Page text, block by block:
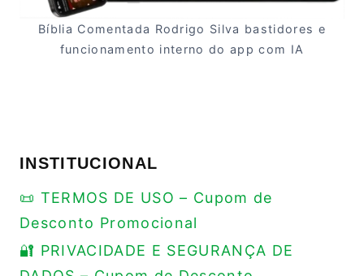
Bíblia Comentada Rodrigo Silva bastidores e
funcionamento interno do app com IA
INSTITUCIONAL
📜 TERMOS DE USO – Cupom de
Desconto Promocional
🔐 PRIVACIDADE E SEGURANÇA DE